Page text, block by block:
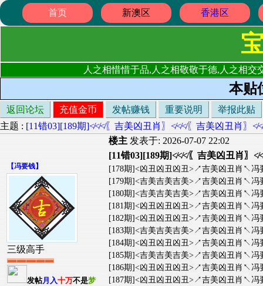
首页 新澳区 香港区
人之相惜惜于品,人之相敬敬于德,人之相
本贴
返回论坛 充值金币 发帖赚钱 重要说明
举报此贴
主题 : [11错03][189期]≮≮≮〖吉美凶丑肖〗≮≮≮〖吉美凶丑肖〗
【冯要钱】
三级高手
发帖月入十万不是梦
楼主 发表于: 2026-07-07 22:02
[11错03][189期]≮≮≮〖吉美凶丑肖〗
[178期]<凶丑凶丑凶丑>↗吉美凶丑肖↖冯
[179期]<吉美吉美吉美>↗吉美凶丑肖↖冯
[180期]<吉美吉美吉美>↗吉美凶丑肖↖冯
[181期]<凶丑凶丑凶丑>↗吉美凶丑肖↖冯
[182期]<凶丑凶丑凶丑>↗吉美凶丑肖↖冯
[183期]<吉美吉美吉美>↗吉美凶丑肖↖冯
[184期]<凶丑凶丑凶丑>↗吉美凶丑肖↖冯
[185期]<吉美吉美吉美>↗吉美凶丑肖↖冯
[186期]<凶丑凶丑凶丑>↗吉美凶丑肖↖冯
[187期]<凶丑凶丑凶丑>↗吉美凶丑肖↖冯